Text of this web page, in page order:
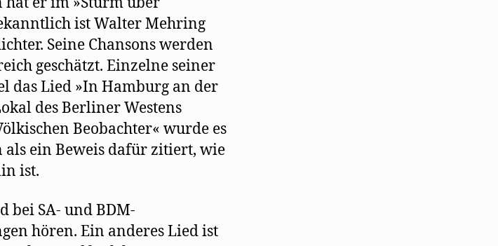
ist Walter Mehring
Seine Chansons werden
geschätzt. Einzelne seiner
das Lied »In Hamburg an der
des Berliner Westens
Beobachter« wurde es
ein Beweis dafür zitiert, wie
ist.
bei SA- und BDM-
hören. Ein anderes Lied ist